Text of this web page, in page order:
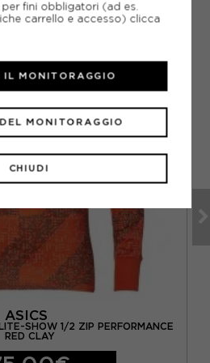
ASICS
SHOW 1/2 ZIP PERFORMANCE
RED CLAY
fini obbligatori (ad es.
carrello e accesso) clicca
CHIUDI
MONITORAGGIO
IL MONITORAGGIO